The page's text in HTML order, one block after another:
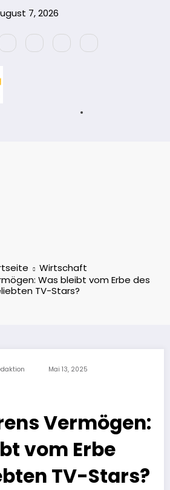
7, 2026
Wirtschaft
Was bleibt vom Erbe des
TV-Stars?
Mai 13, 2025
Vermögen:
vom Erbe
TV-Stars?